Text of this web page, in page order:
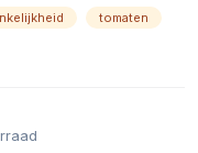
tomaten